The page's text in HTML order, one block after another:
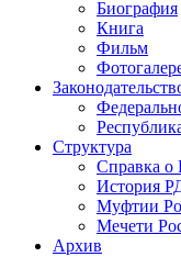
Биография
Книга
Фильм
Структура
Справка
История
Муфтии
Мечети
Архив